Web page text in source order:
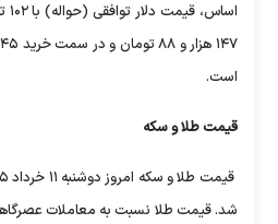
است.
قیمت طلا و سکه
شد. قیمت طلا نسبت به معاملات